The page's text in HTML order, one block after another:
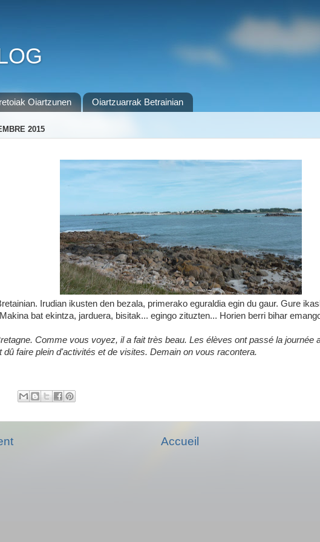
Oiartzunen Oiartzuarrak Betrainian
2015
Irudian ikusten den bezala, primerako eguraldia egin du gaur. Gure
bat ekintza, jarduera, bisitak... egingo zituzten... Horien berri bihar
Comme vous voyez, il a fait très beau. Les élèves ont passé la journée
dû faire plein d'activités et de visites. Demain on vous racontera.
Accueil